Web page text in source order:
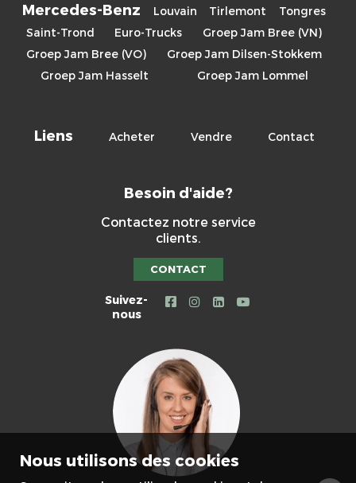
Besoin d'aide?
Contactez notre service
clients.
CONTACT
Suivez-
nous
Mercedes-Benz Louvain Tirlemont
Tongres
Saint-Trond
Euro-Trucks
Groep Jam Bree (VN)
Groep Jam Bree (VO)
Groep Jam Dilsen-Stokkem
Groep Jam Hasselt
Groep Jam Lommel
Liens Acheter Vendre Contact
Nous utilisons des cookies